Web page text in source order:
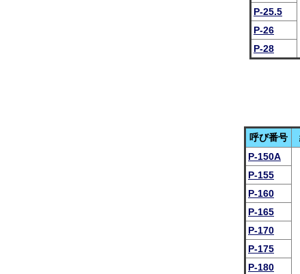
P-25.5
P-26
P-28
呼び番号
P-150A
P-155
P-160
P-165
P-170
P-175
P-180